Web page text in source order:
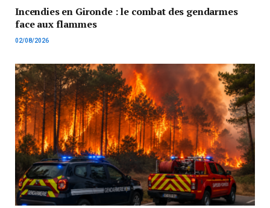
Incendies en Gironde : le combat des gendarmes
face aux flammes
02/08/2026